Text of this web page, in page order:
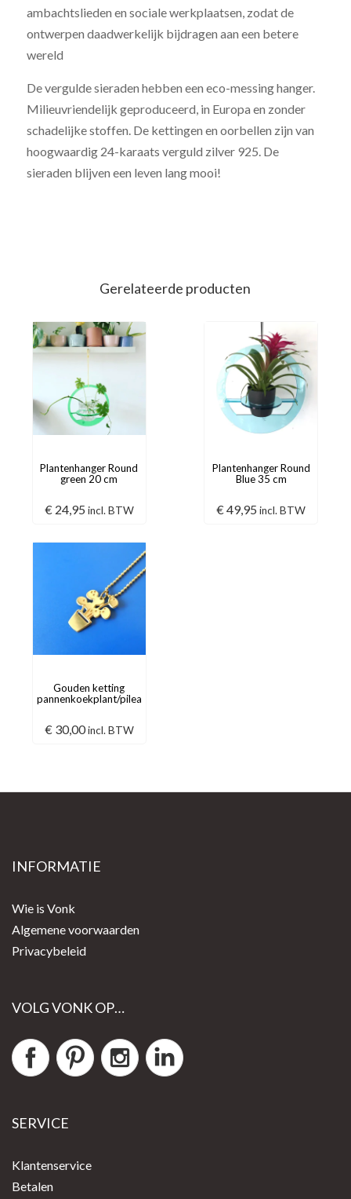
ambachtslieden en sociale werkplaatsen, zodat de
ontwerpen daadwerkelijk bijdragen aan een betere
wereld
De vergulde sieraden hebben een eco-messing hanger.
Milieuvriendelijk geproduceerd, in Europa en zonder
schadelijke stoffen. De kettingen en oorbellen zijn van
hoogwaardig 24-karaats verguld zilver 925. De
sieraden blijven een leven lang mooi!
Gerelateerde producten
Plantenhanger Round
green 20 cm
€ 24,95 incl. BTW
Plantenhanger Round
Blue 35 cm
€ 49,95 incl. BTW
Gouden ketting
pannenkoekplant/pilea
€30,00 incl. BTW
INFORMATIE
Wie is Vonk
Algemene voorwaarden
Privacybeleid
VOLG VONK OP…
SERVICE
Klantenservice
Betalen